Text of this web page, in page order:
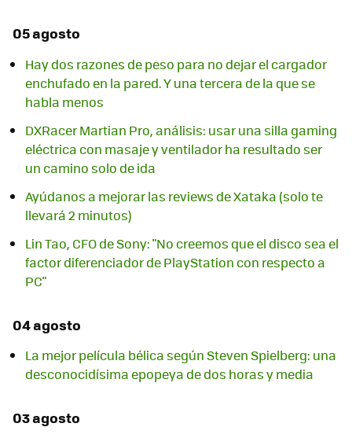
05 agosto
Hay dos razones de peso para no dejar el cargador
enchufado en la pared. Y una tercera de la que se
habla menos
DXRacer Martian Pro, análisis: usar una silla gaming
eléctrica con masaje y ventilador ha resultado ser
un camino solo de ida
Ayúdanos a mejorar las reviews de Xataka (solo te
llevará 2 minutos)
Lin Tao, CFO de Sony: "No creemos que el disco sea el
factor diferenciador de PlayStation con respecto a
PC"
04 agosto
La mejor película bélica según Steven Spielberg: una
desconocidísima epopeya de dos horas y media
03 agosto